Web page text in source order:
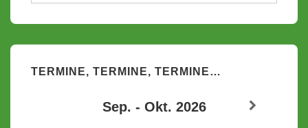
TERMINE, TERMINE, TERMINE…
Sep. - Okt. 2026